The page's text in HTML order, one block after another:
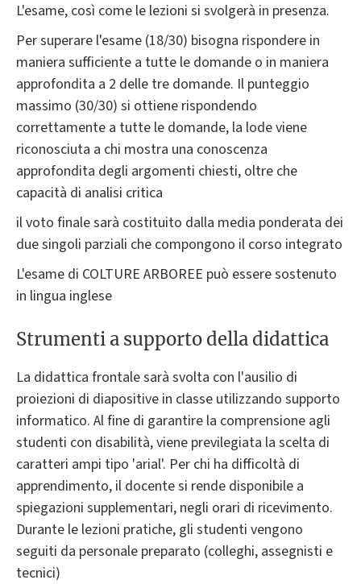
L'esame, così come le lezioni si svolgerà in presenza.
Per superare l'esame (18/30) bisogna rispondere in
maniera sufficiente a tutte le domande o in maniera
approfondita a 2 delle tre domande. Il punteggio
massimo (30/30) si ottiene rispondendo
correttamente a tutte le domande, la lode viene
riconosciuta a chi mostra una conoscenza
approfondita degli argomenti chiesti, oltre che
capacità di analisi critica
il voto finale sarà costituito dalla media ponderata dei
due singoli parziali che compongono il corso integrato
L'esame di COLTURE ARBOREE può essere sostenuto
in lingua inglese
Strumenti a supporto della didattica
La didattica frontale sarà svolta con l'ausilio di
proiezioni di diapositive in classe utilizzando supporto
informatico. Al fine di garantire la comprensione agli
studenti con disabilità, viene previlegiata la scelta di
caratteri ampi tipo 'arial'. Per chi ha difficoltà di
apprendimento, il docente si rende disponibile a
spiegazioni supplementari, negli orari di ricevimento.
Durante le lezioni pratiche, gli studenti vengono
seguiti da personale preparato (colleghi, assegnisti e
tecnici)